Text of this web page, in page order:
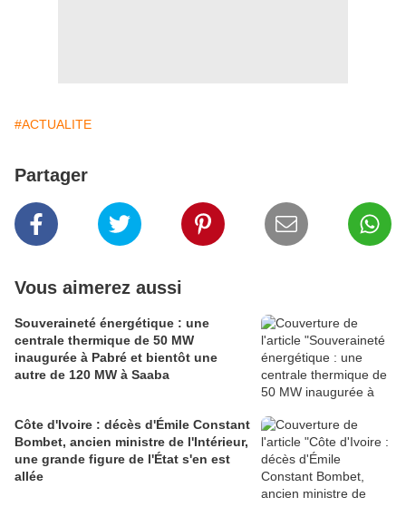
#ACTUALITE
Partager
Vous aimerez aussi
Souveraineté énergétique : une
centrale thermique de 50 MW
inaugurée à Pabré et bientôt une
autre de 120 MW à Saaba
Côte d'Ivoire : décès d'Émile Constant
Bombet, ancien ministre de l'Intérieur,
une grande figure de l'État s'en est
allée